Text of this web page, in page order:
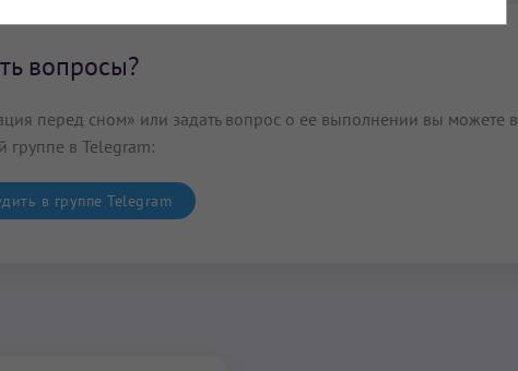
вопросы?
перед сном» или задать вопрос о ее выполнении вы можете в
группе в Telegram:
в группе Telegram